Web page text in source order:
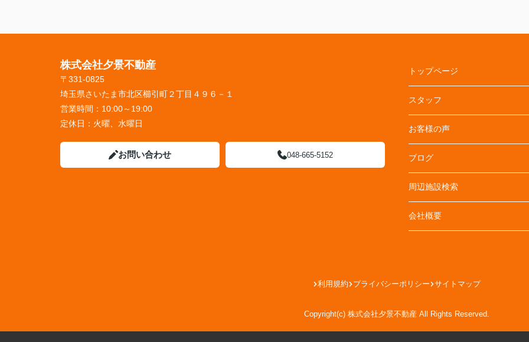
株式会社夕景不動産
〒331-0825
埼玉県さいたま市北区櫛引町２丁目４９６－１
営業時間： 10:00～19:00
定休日： 火曜、水曜日
お問い合わせ 048-665-5152
トップページ
スタッフ
お客様の声
ブログ
周辺施設検索
会社概要
利用規約 プライバシーポリシー サイトマップ
Copyright(c) 株式会社夕景不動産 All Rights Reserved.